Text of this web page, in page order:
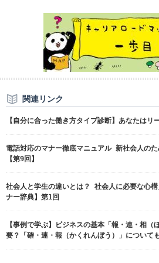
関連リンク
【自分に合った働き方タイプ診断】あなたはリ
電話対応のマナー徹底マニュアル 新社会人の
【第9回】
社会人と学生の違いとは？ 社会人に必要な心
ナー辞典】第1回
【事例で学ぶ】ビジネスの基本「報・連・相（
要？「確・連・報（かくれんぼう）」について